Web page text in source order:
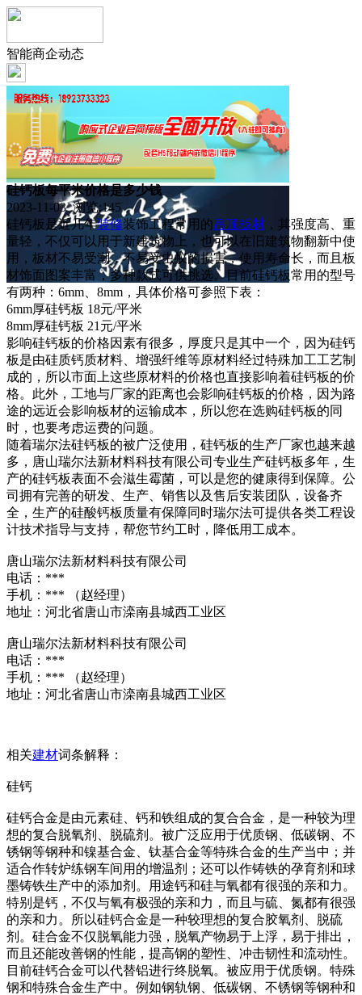
智能商企动态
硅钙板每平米价格是多少钱
2023-11-03 浏览:145
硅钙板是近几年装修装饰工程常用的吊顶板材 ，其强度高、重
量轻，不仅可以用于新建筑物上，也可以在旧建筑物翻新中使
用，板材不易受潮，不易受虫蚁的损害，使用寿命长，而且板
材饰面图案丰富，多种款式可供挑选。目前硅钙板常用的型号
有两种：6mm、8mm，具体价格可参照下表：
6mm厚硅钙板 18元/平米
8mm厚硅钙板 21元/平米
影响硅钙板的价格因素有很多，厚度只是其中一个，因为硅钙
板是由硅质钙质材料、增强纤维等原材料经过特殊加工工艺制
成的，所以市面上这些原材料的价格也直接影响着硅钙板的价
格。此外，工地与厂家的距离也会影响硅钙板的价格，因为路
途的远近会影响板材的运输成本，所以您在选购硅钙板的同
时，也要考虑运费的问题。
随着瑞尔法硅钙板的被广泛使用，硅钙板的生产厂家也越来越
多，唐山瑞尔法新材料科技有限公司专业生产硅钙板多年，生
产的硅钙板表面不会滋生霉菌，可以是您的健康得到保障。公
司拥有完善的研发、生产、销售以及售后安装团队，设备齐
全，生产的硅酸钙板质量有保障同时瑞尔法可提供各类工程设
计技术指导与支持，帮您节约工时，降低用工成本。
唐山瑞尔法新材料科技有限公司
电话：***
手机：*** （赵经理）
地址：河北省唐山市滦南县城西工业区
唐山瑞尔法新材料科技有限公司
电话：***
手机：*** （赵经理）
地址：河北省唐山市滦南县城西工业区
相关建材词条解释：
硅钙
硅钙合金是由元素硅、钙和铁组成的复合合金，是一种较为理
想的复合脱氧剂、脱硫剂。被广泛应用于优质钢、低碳钢、不
锈钢等钢种和镍基合金、钛基合金等特殊合金的生产当中；并
适合作转炉练钢车间用的增温剂；还可以作铸铁的孕育剂和球
墨铸铁生产中的添加剂。用途钙和硅与氧都有很强的亲和力。
特别是钙，不仅与氧有极强的亲和力，而且与硫、氮都有很强
的亲和力。所以硅钙合金是一种较理想的复合胶氧剂、脱硫
剂。硅合金不仅脱氧能力强，脱氧产物易于上浮，易于排出，
而且还能改善钢的性能，提高钢的塑性、冲击韧性和流动性。
目前硅钙合金可以代替铝进行终脱氧。被应用于优质钢。特殊
钢和特殊合金生产中。例如钢轨钢、低碳钢、不锈钢等钢种和